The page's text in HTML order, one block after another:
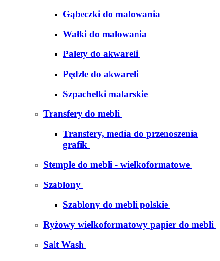
Gąbeczki do malowania
Wałki do malowania
Palety do akwareli
Pędzle do akwareli
Szpachelki malarskie
Transfery do mebli
Transfery, media do przenoszenia
grafik
Stemple do mebli - wielkoformatowe
Szablony
Szablony do mebli polskie
Ryżowy wielkoformatowy papier do mebli
Salt Wash